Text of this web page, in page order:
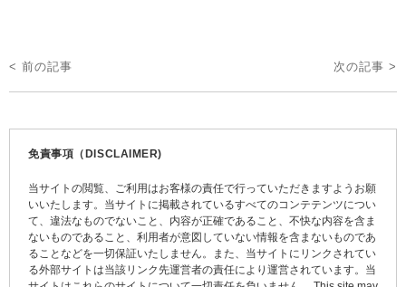
投
稿
< 前の記事 次の記事 >
免責事項（DISCLAIMER)
当サイトの閲覧、ご利用はお客様の責任で行っていただきますようお願
いいたします。当サイトに掲載されているすべてのコンテテンツについ
て、違法なものでないこと、内容が正確であること、不快な内容を含ま
ないものであること、利用者が意図していない情報を含まないものであ
ることなどを一切保証いたしません。また、当サイトにリンクされてい
る外部サイトは当該リンク先運営者の責任により運営されています。当